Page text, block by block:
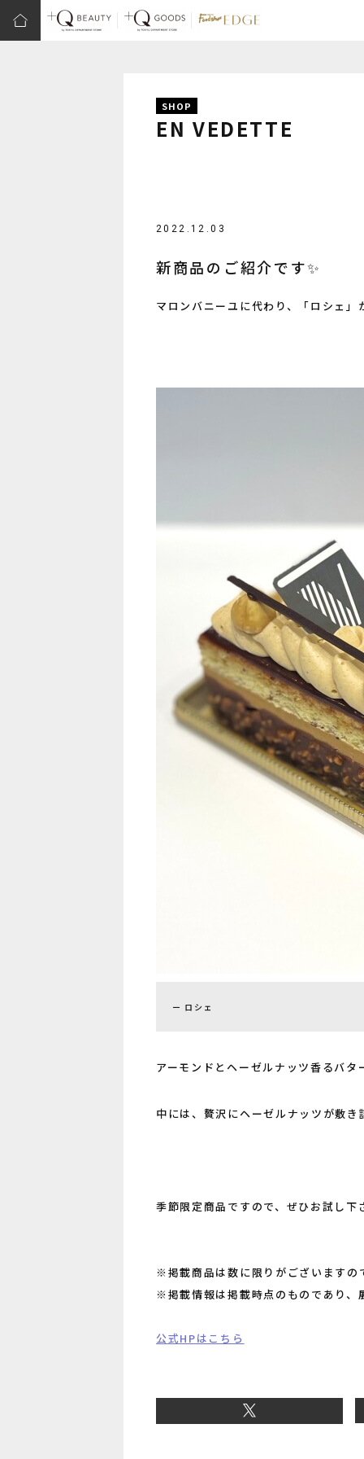
SHOP
EN VEDETTE
2022.12.03
新商品のご紹介です✨
マロンバニーユに代わり、「ロシェ」
ロシェ
アーモンドとヘーゼルナッツ香るバ
中には、贅沢にヘーゼルナッツが敷
季節限定商品ですので、ぜひお試し下
※掲載商品は数に限りがございますの
※掲載情報は掲載時点のものであり、
公式HPはこちら